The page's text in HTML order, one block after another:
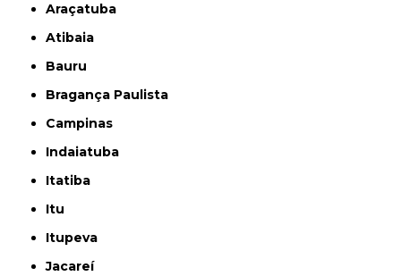
Araçatuba
Atibaia
Bauru
Bragança Paulista
Campinas
Indaiatuba
Itatiba
Itu
Itupeva
Jacareí